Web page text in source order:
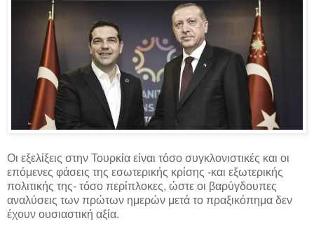
Οι εξελίξεις στην Τουρκία είναι τόσο συγκλονιστικές και οι
επόμενες φάσεις της εσωτερικής κρίσης -και εξωτερικής
πολιτικής της- τόσο περίπλοκες, ώστε οι βαρύγδουπες
αναλύσεις των πρώτων ημερών μετά το πραξικόπημα δεν
έχουν ουσιαστική αξία.